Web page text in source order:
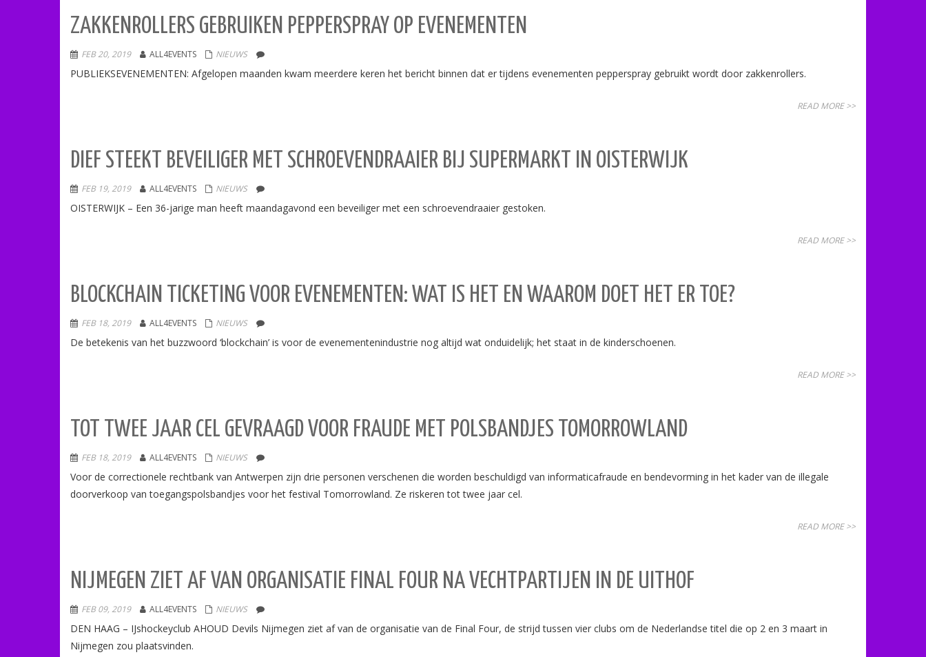
ZAKKENROLLERS GEBRUIKEN PEPPERSPRAY OP EVENEMENTEN
FEB 20, 2019 ALL4EVENTS NIEUWS
PUBLIEKSEVENEMENTEN: Afgelopen maanden kwam meerdere keren het bericht binnen dat er tijdens evenementen pepperspray gebruikt wordt door zakkenrollers.
READ MORE >>
DIEF STEEKT BEVEILIGER MET SCHROEVENDRAAIER BIJ SUPERMARKT IN OISTERWIJK
FEB 19, 2019 ALL4EVENTS NIEUWS
OISTERWIJK – Een 36-jarige man heeft maandagavond een beveiliger met een schroevendraaier gestoken.
READ MORE >>
BLOCKCHAIN TICKETING VOOR EVENEMENTEN: WAT IS HET EN WAAROM DOET HET ER TOE?
FEB 18, 2019 ALL4EVENTS NIEUWS
De betekenis van het buzzwoord ‘blockchain’ is voor de evenementenindustrie nog altijd wat onduidelijk; het staat in de kinderschoenen.
READ MORE >>
TOT TWEE JAAR CEL GEVRAAGD VOOR FRAUDE MET POLSBANDJES TOMORROWLAND
FEB 18, 2019 ALL4EVENTS NIEUWS
Voor de correctionele rechtbank van Antwerpen zijn drie personen verschenen die worden beschuldigd van informaticafraude en bendevorming in het kader van de illegale
doorverkoop van toegangspolsbandjes voor het festival Tomorrowland. Ze riskeren tot twee jaar cel.
READ MORE >>
NIJMEGEN ZIET AF VAN ORGANISATIE FINAL FOUR NA VECHTPARTIJEN IN DE UITHOF
FEB 09, 2019 ALL4EVENTS NIEUWS
DEN HAAG – IJshockeyclub AHOUD Devils Nijmegen ziet af van de organisatie van de Final Four, de strijd tussen vier clubs om de Nederlandse titel die op 2 en 3 maart in
Nijmegen zou plaatsvinden.